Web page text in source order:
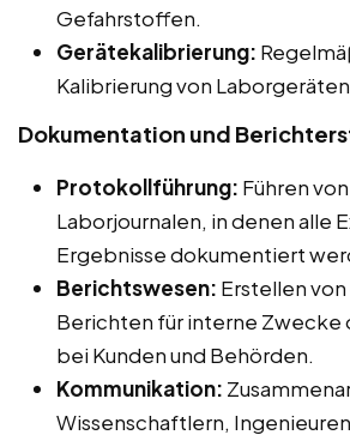
Gefahrstoffen.
Gerätekalibrierung:
Kalibrierung von
Dokumentation und
Protokollführung: Führen
Laborjournalen, in denen alle
Ergebnisse dokumentiert
Berichtswesen: Erstellen
Berichten für interne Zwecke
bei Kunden und Behörden.
Kommunikation:
Wissenschaftlern,